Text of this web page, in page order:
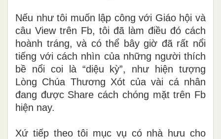
Nếu như tôi muốn lập công với Giáo hội và
câu View trên Fb, tôi đã làm điều đó cách
hoành tráng, và có thể bây giờ đã rất nổi
tiếng với cách nhìn của những người thích
bề nổi coi là “diệu kỳ”, như hiện tượng
Lòng Chúa Thương Xót của vài cá nhân
đang được Share cách chóng mặt trên Fb
hiện nay.
Xứ tiếp theo tôi mục vụ có nhà hưu cho